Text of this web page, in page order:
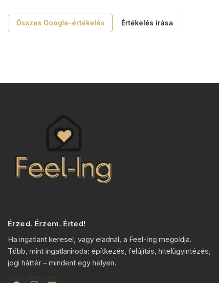
Összes Google-értékelés Értékelés írása
Érzed. Érzem. Érted!
Ha ingatlant keresel, vagy eladnál, a Feel-Ing megoldja.
Több, mint ingatlaniroda: építkezés, felújítás, hitelügyintézés,
jogi háttér – mindent egy helyen.